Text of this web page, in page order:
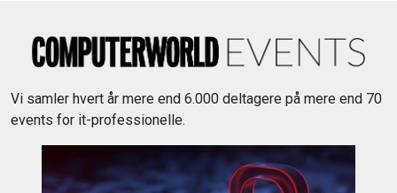
Vi samler hvert år mere end 6.000 deltagere på mere end 70
events for it-professionelle.